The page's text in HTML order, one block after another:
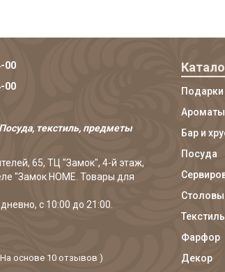
00
00
текстиль, предметы
65, ТЦ "Замок", 4-й этаж,
"Замок HOME. Товары для
с 10:00 до 21:00.
основе 10 отзывов )
Подарки
Бар и
Посуда
Текстиль
Фарфор
Декор